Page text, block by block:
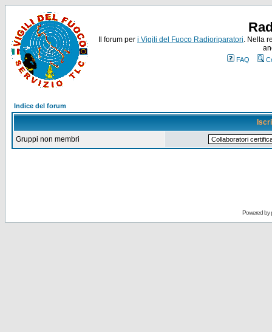
Il forum per i Vigili del Fuoco Radioriparatori. Nella
FAQ
Indice del forum
Gruppi non membri
Powered by